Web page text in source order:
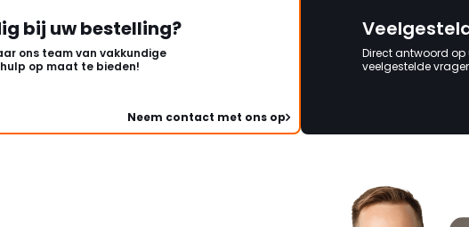
bij uw bestelling?
ons team van vakkundige
op maat te bieden!
Neem contact met ons op
Direct antwoord op
veelgestelde